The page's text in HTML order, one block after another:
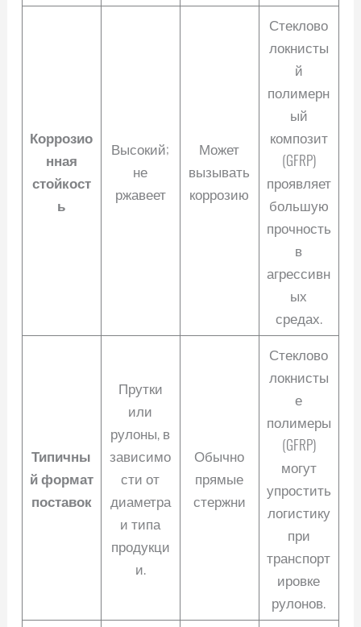
Коррозио
нная
стойкост
ь
Высокий;
не
ржавеет
Может
вызывать
коррозию
Стеклово
локнисты
й
полимерн
ый
композит
(GFRP)
проявляет
большую
прочность
в
агрессивн
ых
средах.
Типичны
й формат
поставок
Прутки
или
рулоны, в
зависимо
сти от
диаметра
и типа
продукци
и.
Обычно
прямые
стержни
Стеклово
локнисты
е
полимеры
(GFRP)
могут
упростить
логистику
при
транспорт
ировке
рулонов.